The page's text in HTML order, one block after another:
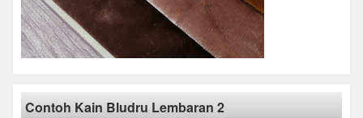
Contoh Kain Bludru Lembaran 2